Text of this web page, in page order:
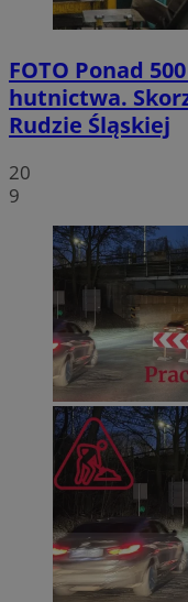
FOTO Ponad
hutnictwa.
Rudzie Śląskiej
20
9